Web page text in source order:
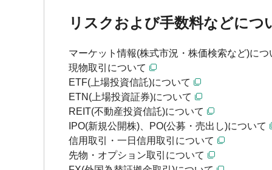
リスクおよび手数料などにつ
マーケット情報(株式市況・株価検索など)につ
現物取引について
ETF(上場投資信託)について
ETN(上場投資証券)について
REIT(不動産投資信託)について
IPO(新規公開株)、PO(公募・売出し)について
信用取引・一日信用取引について
先物・オプション取引について